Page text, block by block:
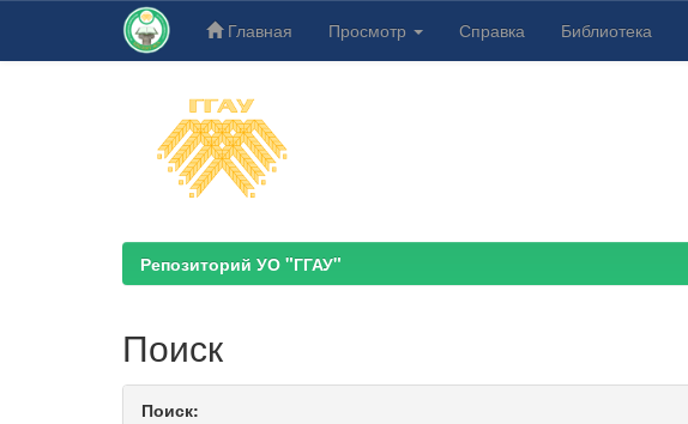
Главная Просмотр Справка Библиотека
Репозиторий УО "ГГАУ"
Поиск
Поиск: